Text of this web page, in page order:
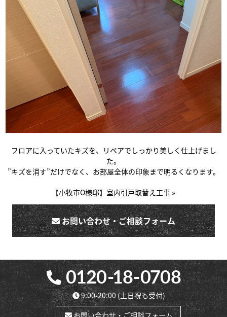
フロアに入っていたキズを、リペアでしっかり美しく仕上げまし
た。
”キズを消す”だけでなく、お部屋全体の印象まで明るくなります。
【小牧市O様邸】室内引戸取替え工事 »
お問い合わせ・ご相談フォーム
9:00-20:00(土日祝も受付)
お問い合わせ・ご相談フォーム